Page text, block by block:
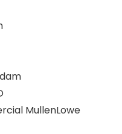
MullenLowe